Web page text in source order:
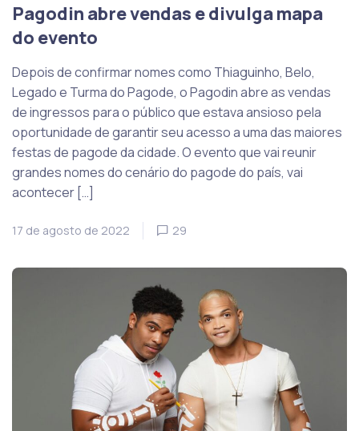
Pagodin abre vendas e divulga mapa
do evento
Depois de confirmar nomes como Thiaguinho, Belo,
Legado e Turma do Pagode, o Pagodin abre as vendas
de ingressos para o público que estava ansioso pela
oportunidade de garantir seu acesso a uma das maiores
festas de pagode da cidade. O evento que vai reunir
grandes nomes do cenário do pagode do país, vai
acontecer […]
17 de agosto de 2022 29